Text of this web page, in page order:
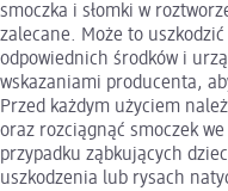
smoczka i słomki w
zalecane. Może to
odpowiednich środków i
wskazaniami producenta,
Przed każdym użyciem
oraz rozciągnąć smoczek
przypadku ząbkujących
uszkodzenia lub rysach